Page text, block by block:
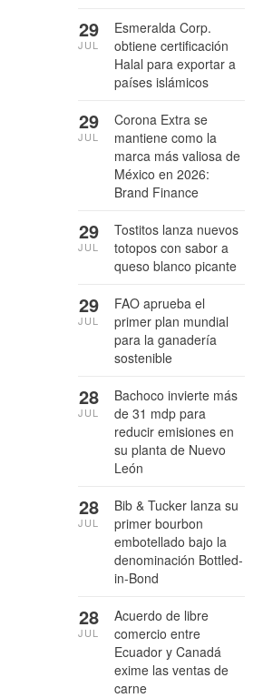
Esmeralda Corp.
obtiene certificación
Halal para exportar a
países islámicos
29
JUL
Corona Extra se
mantiene como la
marca más valiosa de
México en 2026:
Brand Finance
29
JUL
Tostitos lanza nuevos
totopos con sabor a
queso blanco picante
29
JUL
FAO aprueba el
primer plan mundial
para la ganadería
sostenible
29
JUL
Bachoco invierte más
de 31 mdp para
reducir emisiones en
su planta de Nuevo
León
28
JUL
Bib & Tucker lanza su
primer bourbon
embotellado bajo la
denominación Bottled-
in-Bond
28
JUL
Acuerdo de libre
comercio entre
Ecuador y Canadá
exime las ventas de
carne
28
JUL